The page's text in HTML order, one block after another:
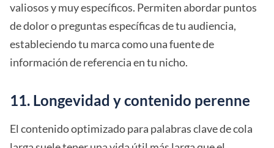
valiosos y muy específicos. Permiten abordar puntos
de dolor o preguntas específicas de tu audiencia,
estableciendo tu marca como una fuente de
información de referencia en tu nicho.
11. Longevidad y contenido perenne
El contenido optimizado para palabras clave de cola